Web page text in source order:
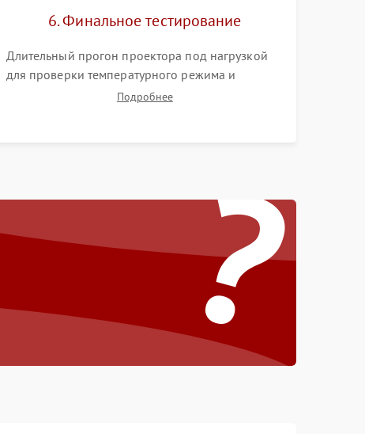
6. Финальное тестирование
Длительный прогон проектора под нагрузкой
для проверки температурного режима и
отсутствия перегрева. Оценка фокуса,
Подробнее
?